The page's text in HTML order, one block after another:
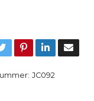
JC092